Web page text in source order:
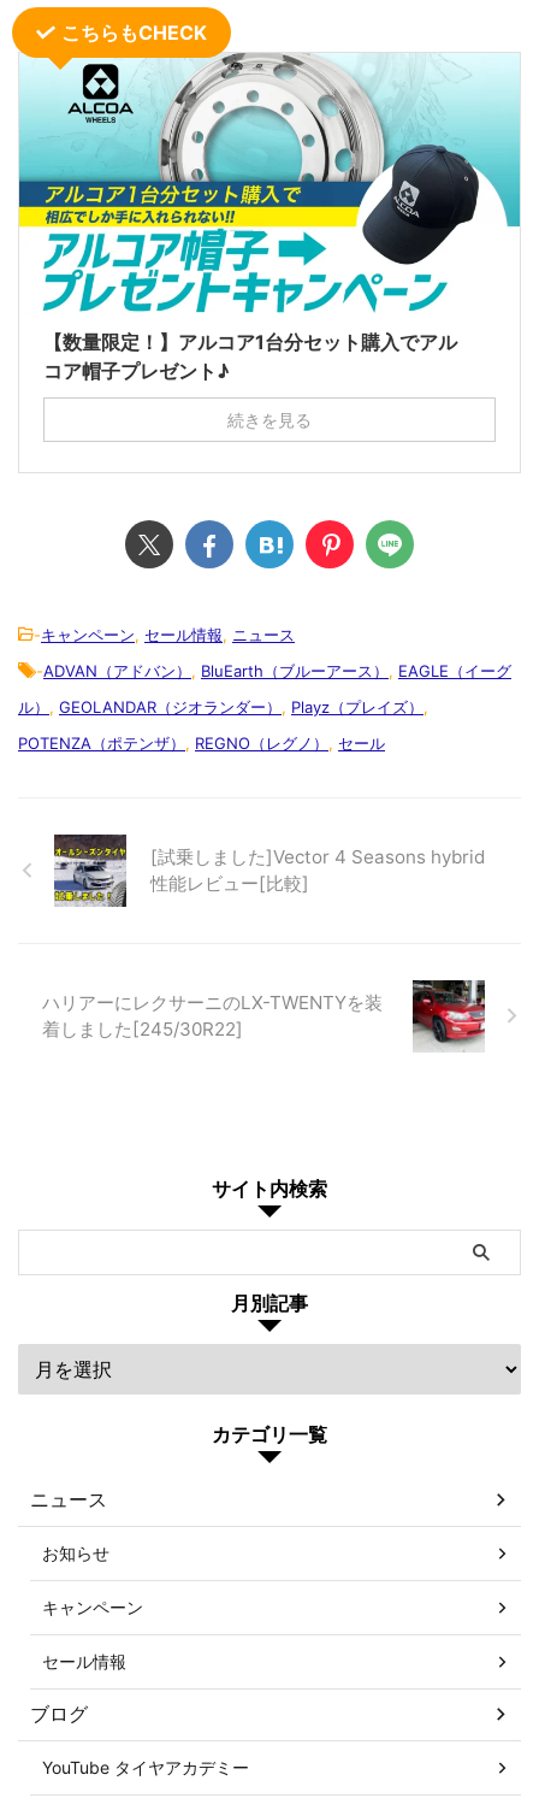
こちらもCHECK
【数量限定！】アルコア1台分セット購入でアル
コア帽子プレゼント♪
続きを見る
-キャンペーン, セール情報, ニュース
-ADVAN（アドバン） , BluEarth（ブルーアース） , EAGLE（イーグ
ル） , GEOLANDAR（ジオランダー） , Playz（プレイズ） ,
POTENZA（ポテンザ） , REGNO（レグノ） , セール
[試乗しました]Vector 4 Seasons hybrid
性能レビュー[比較]
ハリアーにレクサーニのLX-TWENTYを装
着しました[245/30R22]
サイト内検索
月別記事
カテゴリ一覧
ニュース
お知らせ
キャンペーン
セール情報
ブログ
YouTube タイヤアカデミー